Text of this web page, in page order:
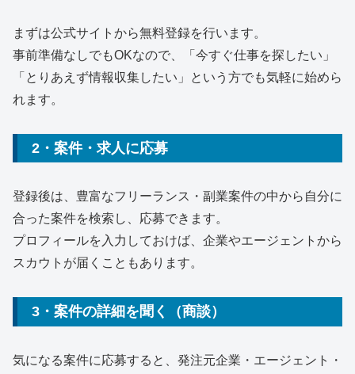
まずは公式サイトから無料登録を行います。
事前準備なしでもOKなので、「今すぐ仕事を探したい」
「とりあえず情報収集したい」という方でも気軽に始めら
れます。
2・案件・求人に応募
登録後は、豊富なフリーランス・副業案件の中から自分に
合った案件を検索し、応募できます。
プロフィールを入力しておけば、企業やエージェントから
スカウトが届くこともあります。
3・案件の詳細を聞く（商談）
気になる案件に応募すると、発注元企業・エージェント・